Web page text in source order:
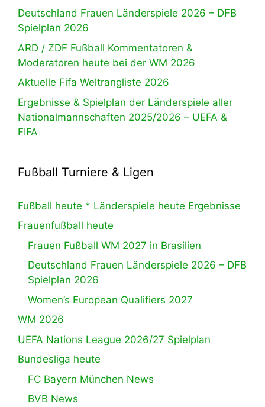
Deutschland Frauen Länderspiele 2026 – DFB
Spielplan 2026
ARD / ZDF Fußball Kommentatoren &
Moderatoren heute bei der WM 2026
Aktuelle Fifa Weltrangliste 2026
Ergebnisse & Spielplan der Länderspiele aller
Nationalmannschaften 2025/2026 – UEFA &
FIFA
Fußball Turniere & Ligen
Fußball heute * Länderspiele heute Ergebnisse
Frauenfußball heute
Frauen Fußball WM 2027 in Brasilien
Deutschland Frauen Länderspiele 2026 – DFB
Spielplan 2026
Women’s European Qualifiers 2027
WM 2026
UEFA Nations League 2026/27 Spielplan
Bundesliga heute
FC Bayern München News
BVB News